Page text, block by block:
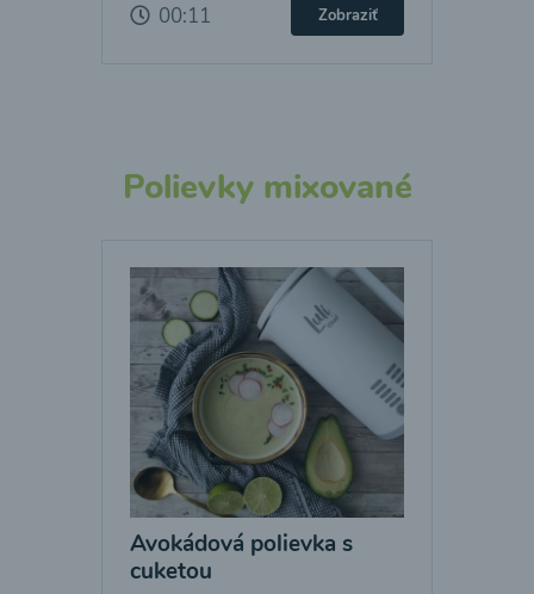
00:11 Zobraziť
Polievky mixované
Avokádová polievka s
cuketou